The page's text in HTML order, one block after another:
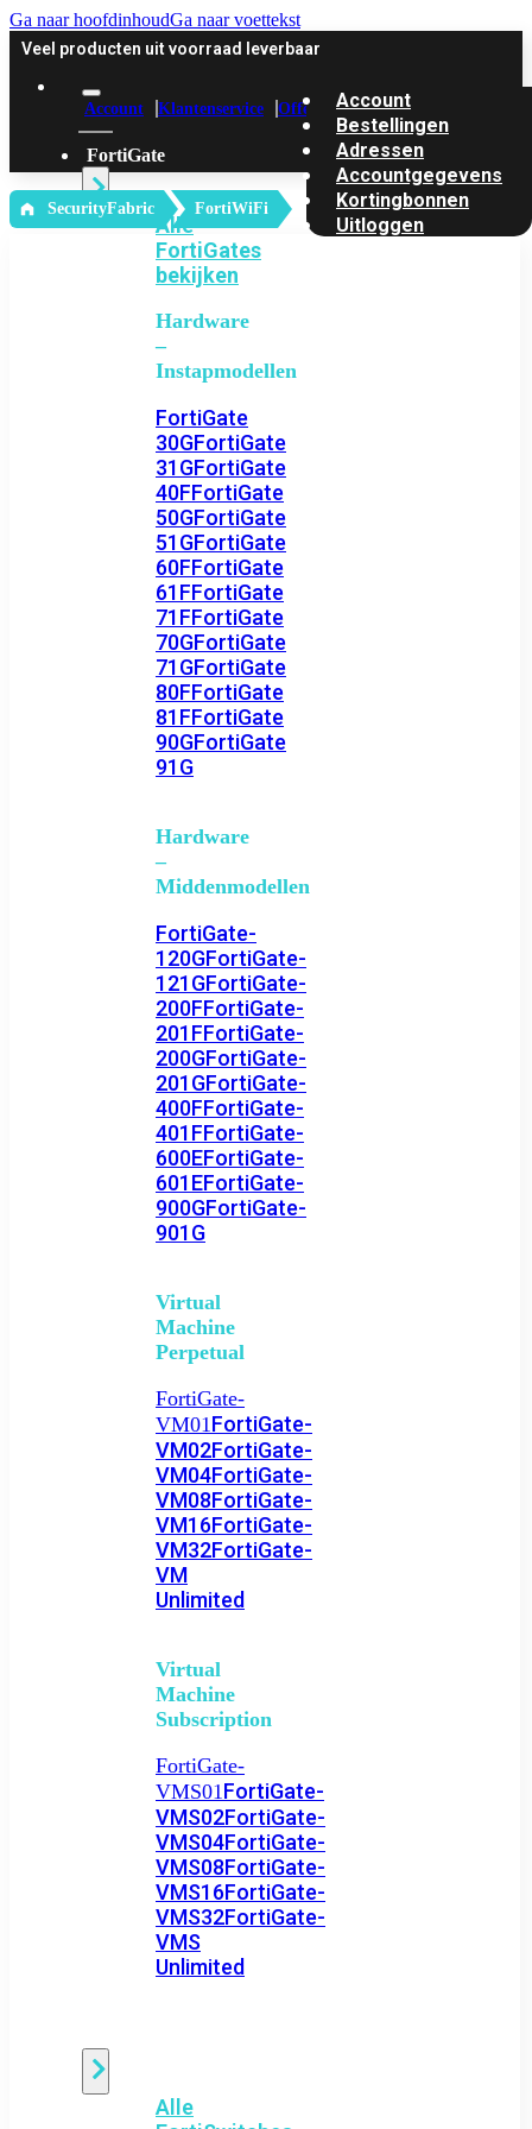
Ga naar hoofdinhoudGa naar voettekst
Veel producten uit voorraad leverbaar
Account Klantenservice Offerte
FortiGate
Alle
FortiGates
bekijken
Hardware
–
Instapmodellen
FortiGate
30GFortiGate
31GFortiGate
40FFortiGate
50GFortiGate
51GFortiGate
60FFortiGate
61FFortiGate
71FFortiGate
70GFortiGate
71GFortiGate
80FFortiGate
81FFortiGate
90GFortiGate
91G
Hardware
–
Middenmodellen
FortiGate-
120GFortiGate-
121GFortiGate-
200FFortiGate-
201FFortiGate-
200GFortiGate-
201GFortiGate-
400FFortiGate-
401FFortiGate-
600EFortiGate-
601EFortiGate-
900GFortiGate-
901G
Virtual
Machine
Perpetual
FortiGate-
VM01FortiGate-
VM02FortiGate-
VM04FortiGate-
VM08FortiGate-
VM16FortiGate-
VM32FortiGate-
VM
Unlimited
Virtual
Machine
Subscription
FortiGate-
VMS01FortiGate-
VMS02FortiGate-
VMS04FortiGate-
VMS08FortiGate-
VMS16FortiGate-
VMS32FortiGate-
VMS
Unlimited
Alle
Account
Bestellingen
Adressen
Accountgegevens
Kortingbonnen
Uitloggen
‎ SecurityFabric FortiWiFi